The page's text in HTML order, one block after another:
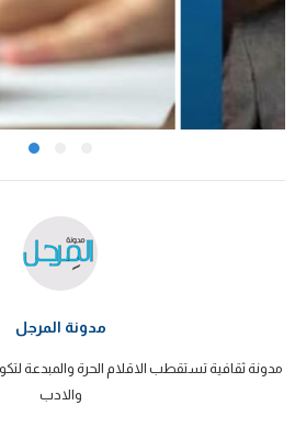
مدونة المرجل
مدونة ثقافية تستقطب الاقلام الحرة والمبدعة
والادب